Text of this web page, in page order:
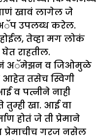
खावं लागेल जे
अॅप उपलब्ध करेल.
तेव्हा मग लोकं
राहतील.
अॅमेझन व जिओमुळे
तसेच स्विगी
व पत्नीने नाही
खा. आई वा
होतं जे ती प्रेमाने
प्रेमाचीच गरज नसेल